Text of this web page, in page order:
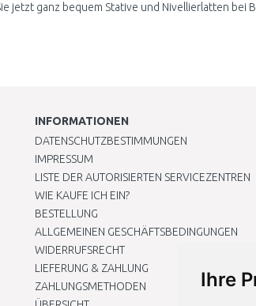
Ihre
jetzt ganz bequem Stative und Nivellierlatten bei
INFORMATIONEN
DATENSCHUTZBESTIMMUNGEN
IMPRESSUM
LISTE DER AUTORISIERTEN SERVICEZENTREN
WIE KAUFE ICH EIN?
BESTELLUNG
ALLGEMEINEN GESCHÄFTSBEDINGUNGEN
WIDERRUFSRECHT
LIEFERUNG & ZAHLUNG
ZAHLUNGSMETHODEN